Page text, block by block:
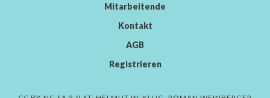
Mitarbeitende
Kontakt
AGB
Registrieren